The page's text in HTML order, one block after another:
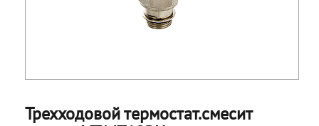
Трехходовой термостат.смесит